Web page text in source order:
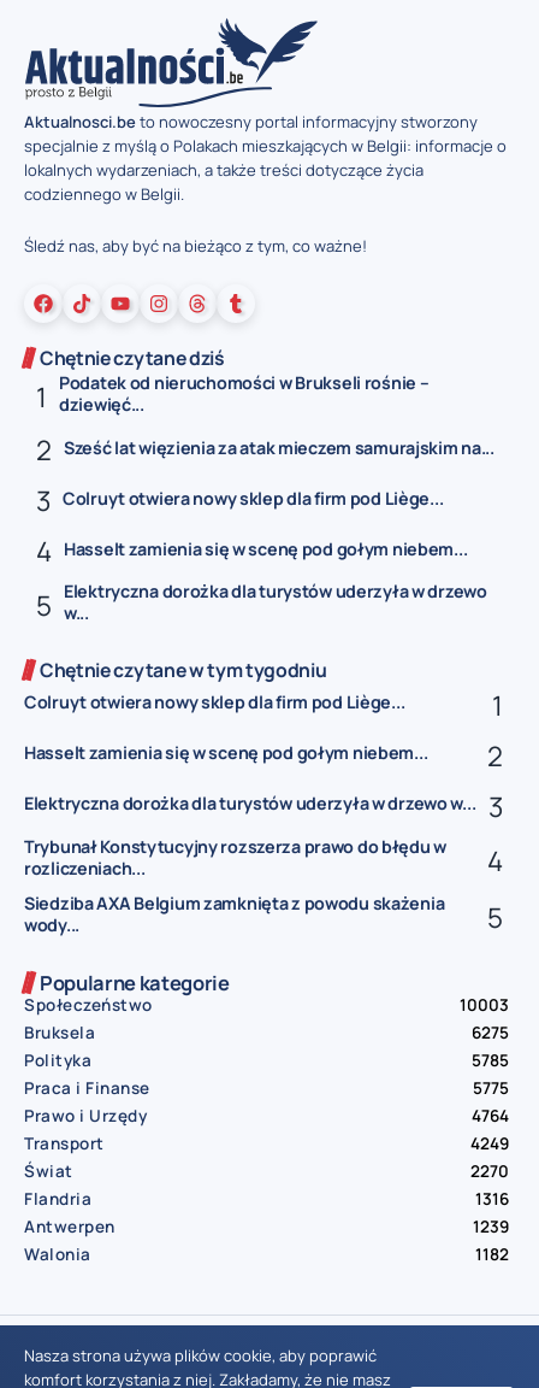
Aktualnosci.beto nowoczesny portal informacyjny stworzony
specjalnie z myślą o Polakach mieszkających w Belgii: informacje o
lokalnych wydarzeniach, a także treści dotyczące życia
codziennego w Belgii.
Śledź nas, aby być na bieżąco z tym, co ważne!
Chętnie czytane dziś
Podatek od nieruchomości w Brukseli rośnie –
dziewięć...
Sześć lat więzienia za atak mieczem samurajskim na...
Colruyt otwiera nowy sklep dla firm pod Liège...
Hasselt zamienia się w scenę pod gołym niebem...
Elektryczna dorożka dla turystów uderzyła w drzewo
w...
Chętnie czytane w tym tygodniu
Colruyt otwiera nowy sklep dla firm pod Liège...
Hasselt zamienia się w scenę pod gołym niebem...
Elektryczna dorożka dla turystów uderzyła w drzewo w...
Trybunał Konstytucyjny rozszerza prawo do błędu w
rozliczeniach...
Siedziba AXA Belgium zamknięta z powodu skażenia
wody...
Popularne kategorie
Społeczeństwo
10003
Bruksela
6275
Polityka
5785
Praca i Finanse
5775
Prawo i Urzędy
4764
Transport
4249
Świat
2270
Flandria
1316
Antwerpen
1239
Walonia
1182
© Aktualnosci.be – All Right Reserved 2016-2026
Nasza strona używa plików cookie, aby poprawić
komfort korzystania z niej. Zakładamy, że nie masz